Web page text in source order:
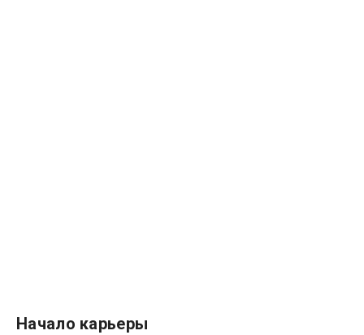
Начало карьеры